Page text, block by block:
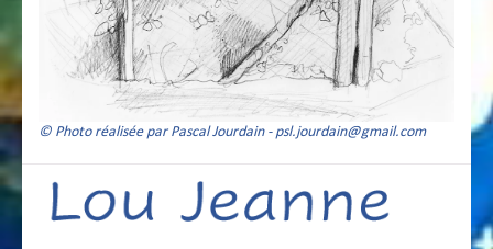
© Photo réalisée par Pascal Jourdain - psl.jourdain@gmail.com